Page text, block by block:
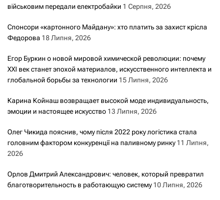
військовим передали електробайки 1 Серпня, 2026
Спонсори «картонного Майдану»: хто платить за захист крісла
Федорова 18 Липня, 2026
Егор Буркин о новой мировой химической революции: почему
XXI век станет эпохой материалов, искусственного интеллекта и
глобальной борьбы за технологии 15 Липня, 2026
Карина Койнаш возвращает высокой моде индивидуальность,
эмоции и настоящее искусство 13 Липня, 2026
Олег Чикида пояснив, чому після 2022 року логістика стала
головним фактором конкуренції на паливному ринку 11 Липня,
2026
Орлов Дмитрий Александрович: человек, который превратил
благотворительность в работающую систему 10 Липня, 2026